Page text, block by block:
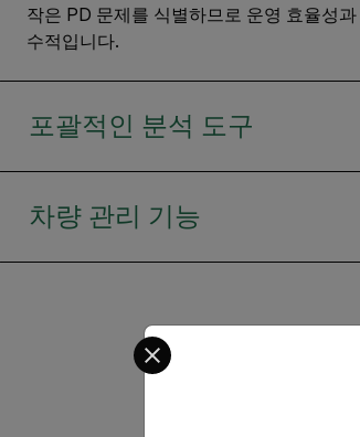
작은 PD 문제를 식별하므로 운영 효율성
수적입니다.
포괄적인 분석 도구
차량 관리 기능
Select your preferred